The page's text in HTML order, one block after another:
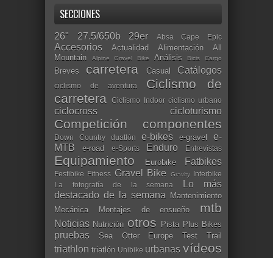
SECCIONES
26" 27.5/650b 29er Absa Cape Epic
Accesorios Actualidad Alimentación
All
Mountain
Alpine Gravel Bike Análisis Bicis Cargo
Breves carretera Casual Catálogos
ciclismo de aventura
Ciclismo de
carretera
Ciclismo Indoor ciclismo urbano
ciclocross cicloturismo
Competición componentes
Down Country duatlón e-bikes e-gravel
e-
MTB
e-road e-Sports Enduro Entrevistas
Equipamiento Eurobike Fatbikes
Festibike Fitness Gravel Bike Gravity Interbike
La fotografía de la semana
Lo más
destacado de la semana Mantenimiento
Mecánica
Montajes de ensueño mtb
Noticias Nutrición otros Pista Plus Bikes
pruebas Sea Otter Europe Test Trail
triathlon triatlón Unibike urbanas vídeos